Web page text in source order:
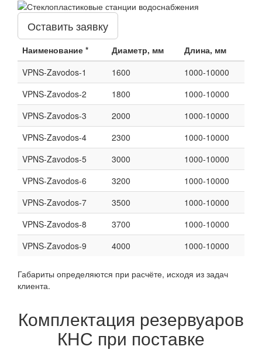
Оставить заявку
Наименование * Диаметр, мм
Длина, мм
VPNS-Zavodos-1
1600
1000-10000
VPNS-Zavodos-2
1800
1000-10000
VPNS-Zavodos-3
2000
1000-10000
VPNS-Zavodos-4
2300
1000-10000
VPNS-Zavodos-5
3000
1000-10000
VPNS-Zavodos-6
3200
1000-10000
VPNS-Zavodos-7
3500
1000-10000
VPNS-Zavodos-8
3700
1000-10000
VPNS-Zavodos-9
4000 1000-10000
Габариты определяются при расчёте, исходя из задач
клиента.
Комплектация резервуаров
КНС при поставке